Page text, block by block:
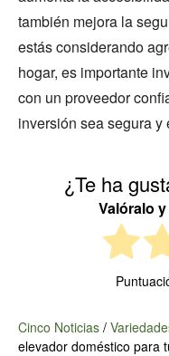
también mejora la
estás considerando
hogar, es importante
con un proveedor
inversión sea segura
¿Te ha
Valóralo
Cinco Noticias /
elevador doméstico para